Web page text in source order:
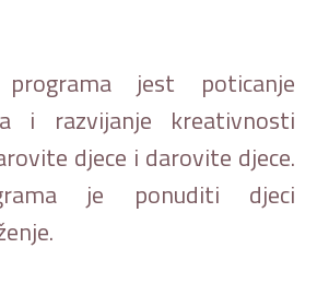
jest poticanje
i razvijanje kreativnosti
djece i darovite djece.
je ponuditi djeci